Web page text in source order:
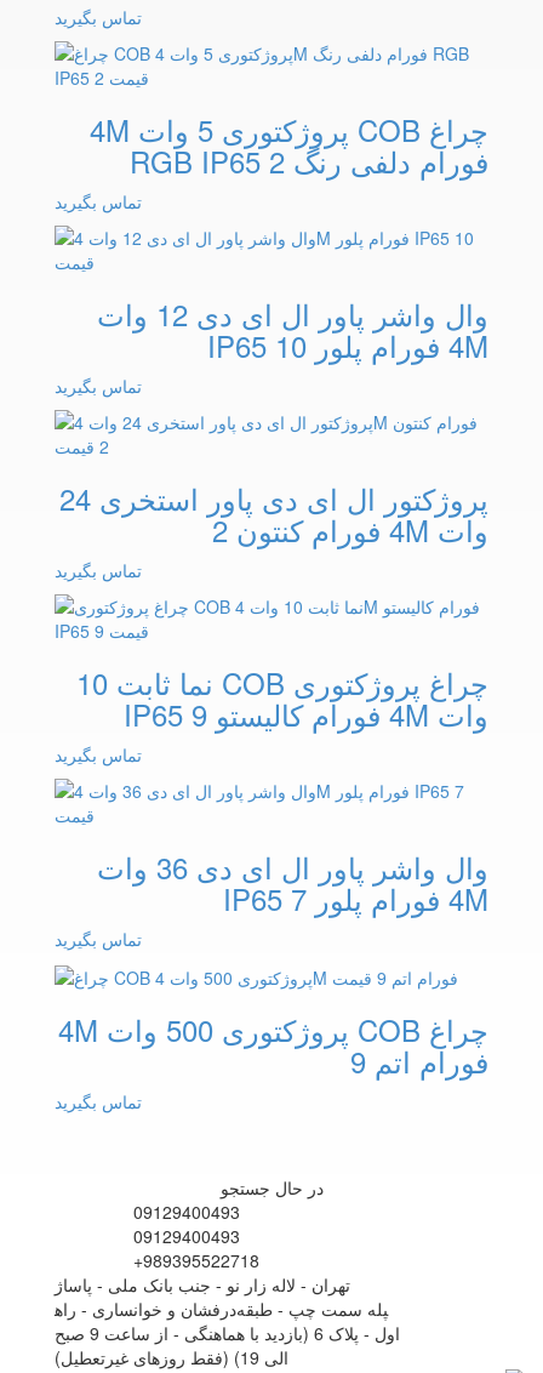
تماس بگیرید
چراغ COB پروژکتوری 5 وات 4M
فورام دلفی رنگ RGB IP65 2
تماس بگیرید
وال واشر پاور ال ای دی 12 وات
4M فورام پلور IP65 10
تماس بگیرید
پروژکتور ال ای دی پاور استخری 24
وات 4M فورام کنتون 2
تماس بگیرید
چراغ پروژکتوری COB نما ثابت 10
وات 4M فورام کالیستو IP65 9
تماس بگیرید
وال واشر پاور ال ای دی 36 وات
4M فورام پلور IP65 7
تماس بگیرید
چراغ COB پروژکتوری 500 وات 4M
فورام اتم 9
تماس بگیرید
در حال جستجو
09129400493
09129400493
+989395522718
تهران - لاله زار نو - جنب بانک ملی - پاساژ
درفشان و خوانساری - راه‎پله سمت چپ - طبقه
اول - پلاک 6 (بازدید با هماهنگی - از ساعت 9 صبح
الی 19) (فقط روزهای غیرتعطیل)